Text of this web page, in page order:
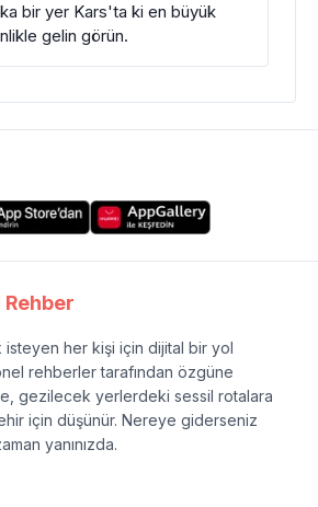
bir yer Kars'ta ki en büyük
gelin görün.
her kişi için dijital bir yol
rehberler tarafından özgüne
gezilecek yerlerdeki sessil rotalara
için düşünür. Nereye giderseniz
yanınızda.